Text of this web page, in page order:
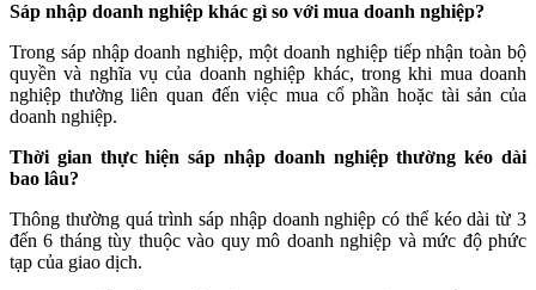
Sáp nhập doanh nghiệp khác gì so với mua doanh nghiệp?
Trong sáp nhập doanh nghiệp, một doanh nghiệp tiếp nhận toàn bộ
quyền và nghĩa vụ của doanh nghiệp khác, trong khi mua doanh
nghiệp thường liên quan đến việc mua cổ phần hoặc tài sản của
doanh nghiệp.
Thời gian thực hiện sáp nhập doanh nghiệp thường kéo dài
bao lâu?
Thông thường quá trình sáp nhập doanh nghiệp có thể kéo dài từ 3
đến 6 tháng tùy thuộc vào quy mô doanh nghiệp và mức độ phức
tạp của giao dịch.